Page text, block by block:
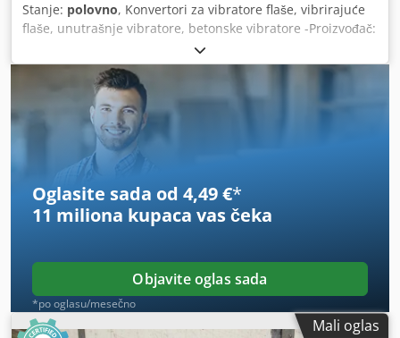
Stanje: polovno, Konvertori za vibratore flaše, vibrirajuće
flaše, unutrašnje vibratore, betonske vibratore -Proizvođač:
Wacker - Primopredaja: kao što se vidi Djdpofngxhefx
Ahkock -Kočija: Impeller oštećen, pogledajte fotografiju -
Motor: 2 kW -Vibrirajuca boca: dužina 430 mm -Dužina
creva: 6 m -Dimenzije: 1380/580/H600 mm -Težina: 87 kg
Oglasite sada od 4,49 €*
11 miliona kupaca vas čeka
Objavite oglas sada
*po oglasu/mesečno
Mali oglas